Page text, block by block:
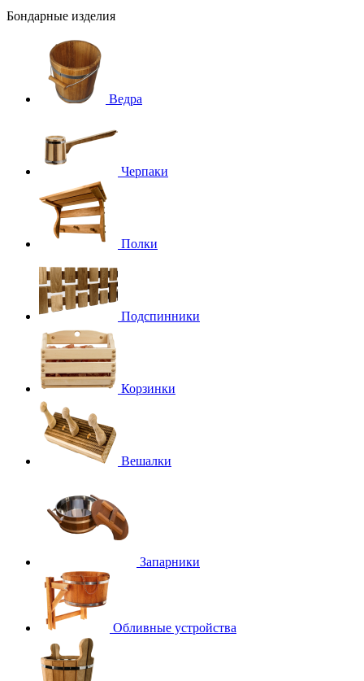
Бондарные изделия
Ведра
Черпаки
Полки
Подспинники
Корзинки
Вешалки
Запарники
Обливные устройства